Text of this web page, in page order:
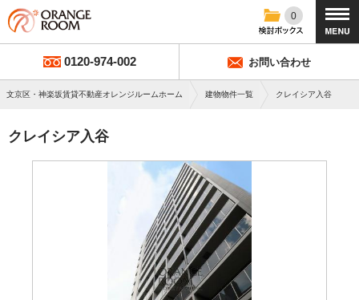
0
0120-974-002 お問い合わせ
文京区・神楽坂賃貸不動産オレンジルームホーム 建物物件一覧 クレイシア入谷
クレイシア入谷